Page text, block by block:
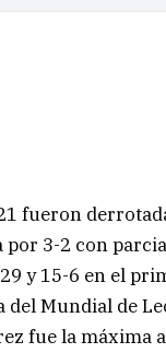
fueron
3-2 con
y 15-6 en el
del Mundial de
fue la máxima